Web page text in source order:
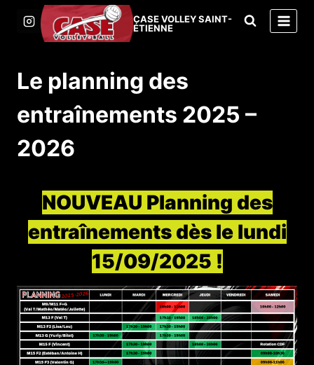
contenu
CASE VOLLEY SAINT-
ÉTIENNE
Le planning des
entraînements 2025 –
2026
NOUVEAU Planning des
entraînements dès le lundi
15/09/2025 !